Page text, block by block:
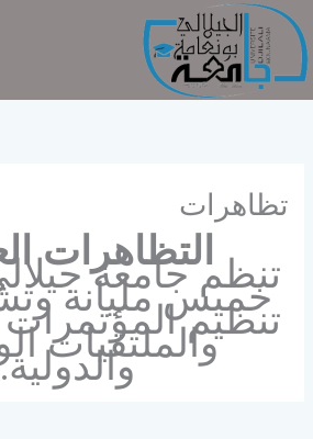
تخطي
إلى
المحتوى
تظاهرات
التظاهرات
تنظم جامعة
خميس مليانة
تنظيم المؤتمرات
والملتقيات
والدولية.